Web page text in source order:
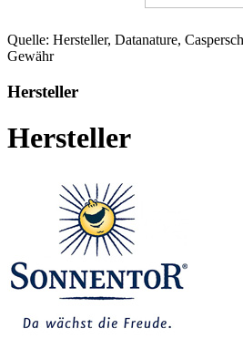
Quelle: Hersteller, Datanature,
Gewähr
Hersteller
Hersteller